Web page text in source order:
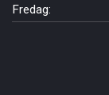
Fredag: